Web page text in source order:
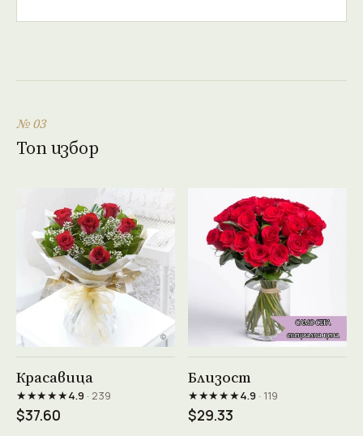
№ 03
Топ избор
Красавица
★★★★★4.9· 239
$37.60
Близост
★★★★★4.9· 119
$29.33